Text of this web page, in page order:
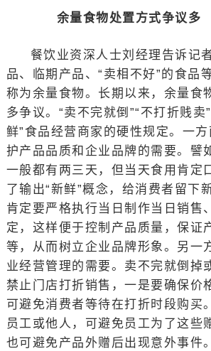
余量食物处置方式争议多
餐饮业资深人士刘经理告诉记
品、临期产品、“卖相不好”的食品
称为余量食物。长期以来，余量食
多争议。“卖不完就倒”“不打折贱卖
鲜”食品经营商家的硬性规定。一
护产品品质和企业品牌的需要。譬
一般都有两三天，但当天食用肯定
了输出“新鲜”概念，给消费者留下
肯定要严格执行当日制作当日销售
定，这样便于控制产品质量，保证
等，从而树立企业品牌形象。另一
业经营管理的需要。卖不完就倒掉
禁止门店打折销售，一是要确保价
可避免消费者等待在打折时段购买
员工或他人，可避免员工为了这些
也可避免产品外赠后出现意外事件。